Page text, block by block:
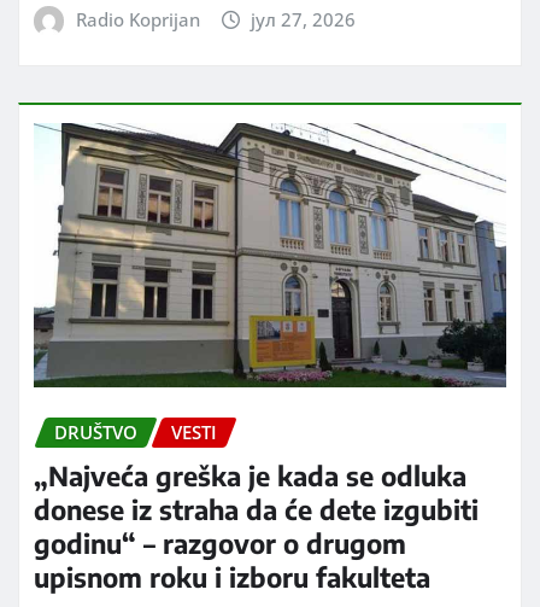
Radio Koprijan јул 27, 2026
DRUŠTVO VESTI
„Najveća greška je kada se odluka
donese iz straha da će dete izgubiti
godinu“ – razgovor o drugom
upisnom roku i izboru fakulteta